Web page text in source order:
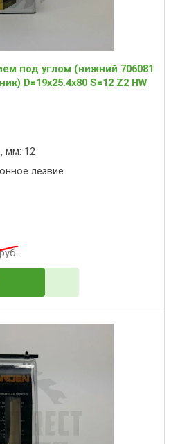
под углом (нижний 706081
D=19x25.4x80 S=12 Z2 HW
мм: 12
лезвие